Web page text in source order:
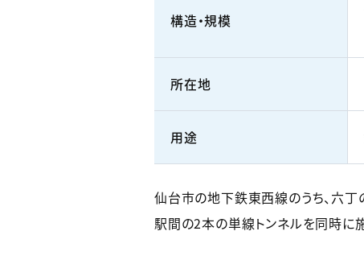
構造・規模
所在地
用途
仙台市の地下鉄東西線のうち、六
駅間の2本の単線トンネルを同時に